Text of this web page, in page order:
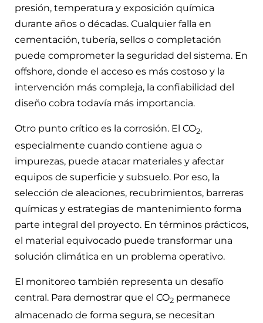
presión, temperatura y exposición química
durante años o décadas. Cualquier falla en
cementación, tubería, sellos o completación
puede comprometer la seguridad del sistema. En
offshore, donde el acceso es más costoso y la
intervención más compleja, la confiabilidad del
diseño cobra todavía más importancia.
Otro punto crítico es la corrosión. El CO2,
especialmente cuando contiene agua o
impurezas, puede atacar materiales y afectar
equipos de superficie y subsuelo. Por eso, la
selección de aleaciones, recubrimientos, barreras
químicas y estrategias de mantenimiento forma
parte integral del proyecto. En términos prácticos,
el material equivocado puede transformar una
solución climática en un problema operativo.
El monitoreo también representa un desafío
central. Para demostrar que el CO2 permanece
almacenado de forma segura, se necesitan